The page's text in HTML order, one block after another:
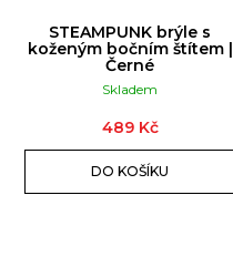
O
T
Ů
STEAMPUNK brýle s
koženým bočním štítem |
Černé
Skladem
489 Kč
DO KOŠÍKU
RAVE
VĚJÍŘ
Kč